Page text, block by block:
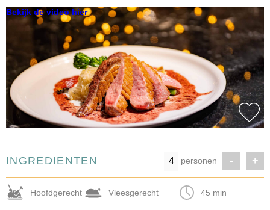
Bekijk de video hier
INGREDIENTEN personen - +
Hoofdgerecht Vleesgerecht 45 min